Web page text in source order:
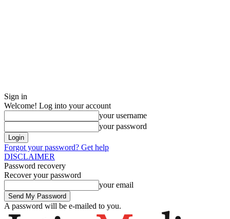
Sign in
Welcome! Log into your account
your username
your password
Forgot your password? Get help
DISCLAIMER
Password recovery
Recover your password
your email
A password will be e-mailed to you.